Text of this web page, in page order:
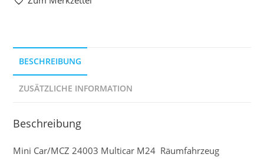
BESCHREIBUNG
ZUSÄTZLICHE INFORMATION
Beschreibung
Mini Car/MCZ 24003 Multicar M24 Räumfahrzeug